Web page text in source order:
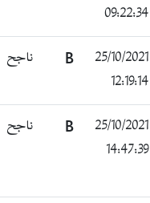
09:22:34
25/10/2021
12:19:14
B ناجح
25/10/2021
14:47:39
B ناجح